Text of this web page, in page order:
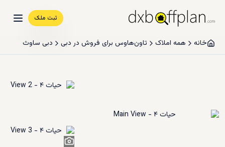
ثبت ملک
خانه همه املاک تاون‌هاوس برای فروش در دبی دبی ساوث